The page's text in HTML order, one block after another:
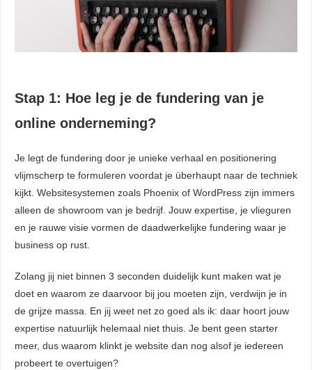
Stap 1: Hoe leg je de fundering van je
online onderneming?
Je legt de fundering door je unieke verhaal en positionering
vlijmscherp te formuleren voordat je überhaupt naar de techniek
kijkt. Websitesystemen zoals Phoenix of WordPress zijn immers
alleen de showroom van je bedrijf. Jouw expertise, je vlieguren
en je rauwe visie vormen de daadwerkelijke fundering waar je
business op rust.
Zolang jij niet binnen 3 seconden duidelijk kunt maken wat je
doet en waarom ze daarvoor bij jou moeten zijn, verdwijn je in
de grijze massa. En jij weet net zo goed als ik: daar hoort jouw
expertise natuurlijk helemaal niet thuis. Je bent geen starter
meer, dus waarom klinkt je website dan nog alsof je iedereen
probeert te overtuigen?